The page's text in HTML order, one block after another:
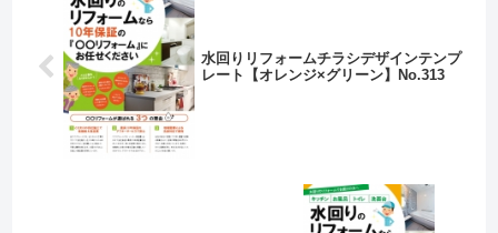
水回りリフォームチラシデザインテンプ
レート【オレンジ×グリーン】No.313